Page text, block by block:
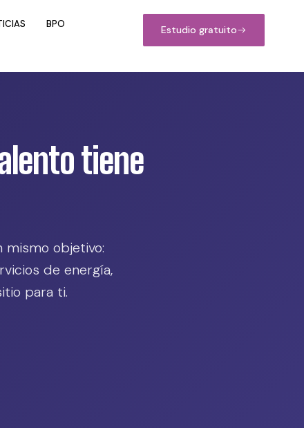
BPO
Estudio gratuito
tiene
objetivo:
de energía,
para ti.